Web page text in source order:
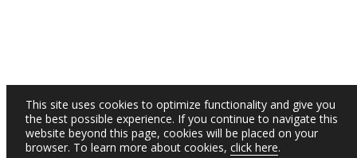
This site uses cookies to optimize functionality and give you
the best possible experience. If you continue to navigate this
website beyond this page, cookies will be placed on your
browser. To learn more about cookies, click here.